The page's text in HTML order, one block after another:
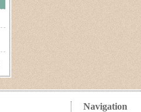
Navigation